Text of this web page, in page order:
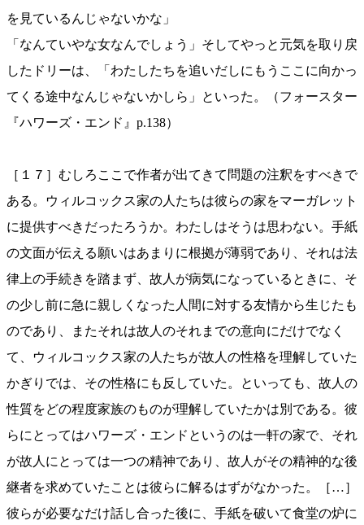
を見ているんじゃないかな」
「なんていやな女なんでしょう」そしてやっと元気を取り戻
したドリーは、「わたしたちを追いだしにもうここに向かっ
てくる途中なんじゃないかしら」といった。（フォースター
『ハワーズ・エンド』p.138）
［１７］むしろここで作者が出てきて問題の注釈をすべきで
ある。ウィルコックス家の人たちは彼らの家をマーガレット
に提供すべきだったろうか。わたしはそうは思わない。手紙
の文面が伝える願いはあまりに根拠が薄弱であり、それは法
律上の手続きを踏まず、故人が病気になっているときに、そ
の少し前に急に親しくなった人間に対する友情から生じたも
のであり、またそれは故人のそれまでの意向にだけでなく
て、ウィルコックス家の人たちが故人の性格を理解していた
かぎりでは、その性格にも反していた。といっても、故人の
性質をどの程度家族のものが理解していたかは別である。彼
らにとってはハワーズ・エンドというのは一軒の家で、それ
が故人にとっては一つの精神であり、故人がその精神的な後
継者を求めていたことは彼らに解るはずがなかった。［…］
彼らが必要なだけ話し合った後に、手紙を破いて食堂の炉に